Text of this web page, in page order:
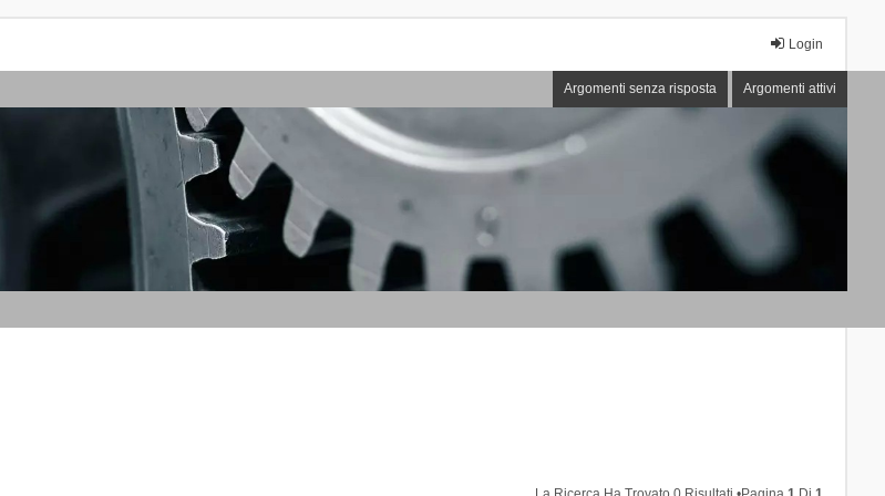
Login
Argomenti senza risposta Argomenti attivi